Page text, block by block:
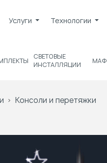
Услуги Технологии
СВЕТОВЫЕ
ИНСТАЛЛЯЦИИ
МАФ
Консоли и перетяжки